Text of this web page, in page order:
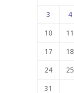
3 4
10 11
17 18
24 25
31